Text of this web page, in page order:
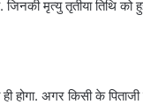
मृत्यु तृतीया तिथि को
होगा. अगर किसी के